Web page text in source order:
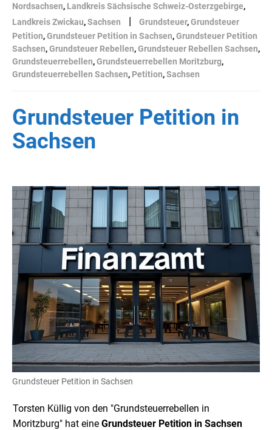
Nordsachsen, Landkreis Sächsische Schweiz-Osterzgebirge,
Landkreis Zwickau,Sachsen | Grundsteuer,Grundsteuer
Petition,Grundsteuer Petition in Sachsen,Grundsteuer Petition
Sachsen,Grundsteuer Rebellen,Grundsteuer Rebellen Sachsen,
Grundsteuerrebellen,Grundsteuerrebellen Moritzburg,
Grundsteuerrebellen Sachsen, Petition,Sachsen
Grundsteuer Petition in
Sachsen
Grundsteuer Petition in Sachsen
Torsten Küllig von den "Grundsteuerrebellen in
Moritzburg" hat eine Grundsteuer Petition in Sachsen